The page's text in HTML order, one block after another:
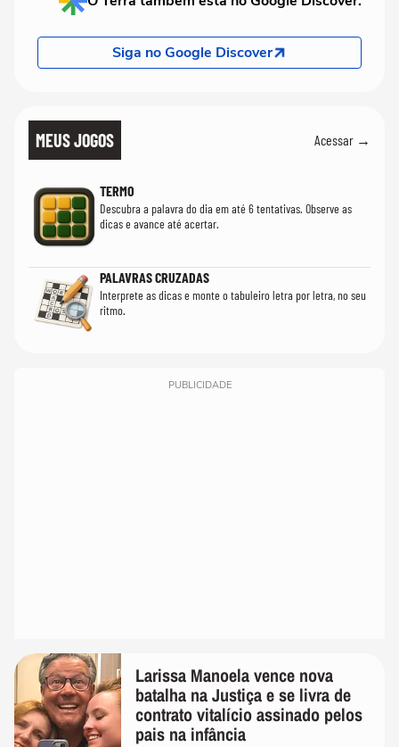
Siga no Google Discover
MEUS JOGOS Acessar →
TERMO
Descubra a palavra do dia em até 6 tentativas. Observe as
dicas e avance até acertar.
PALAVRAS CRUZADAS
Interprete as dicas e monte o tabuleiro letra por letra, no seu
ritmo.
PUBLICIDADE
Larissa Manoela vence nova
batalha na Justiça e se livra de
contrato vitalício assinado pelos
pais na infância